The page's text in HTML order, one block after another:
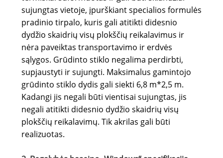
sujungtas vietoje, įpurškiant specialios formulės
pradinio tirpalo, kuris gali atitikti didesnio
dydžio skaidrių visų plokščių reikalavimus ir
nėra paveiktas transportavimo ir erdvės
sąlygos. Grūdinto stiklo negalima perdirbti,
supjaustyti ir sujungti. Maksimalus gamintojo
grūdinto stiklo dydis gali siekti 6,8 m*2,5 m.
Kadangi jis negali būti vientisai sujungtas, jis
negali atitikti didesnio dydžio skaidrių visų
plokščių reikalavimų. Tik akrilas gali būti
realizuotas.